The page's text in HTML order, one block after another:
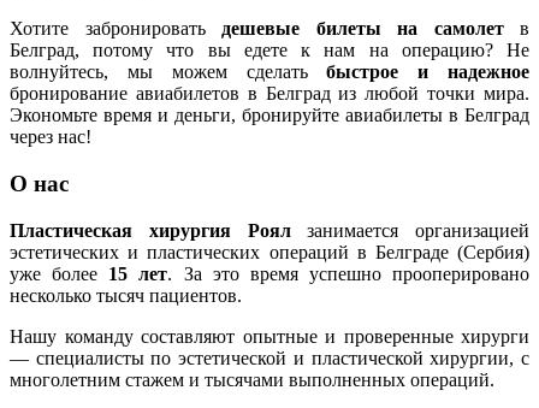
Хотите забронировать дешевые билеты на самолетв
Белград, потому что вы едете к нам на операцию? Не
волнуйтесь, мы можем сделатьбыстрое и надежное
бронирование авиабилетов в Белград из любой точки мира.
Экономьте время и деньги, бронируйте авиабилеты в Белград
через нас!
О нас
Пластическая хирургия Роялзанимается организацией
эстетических и пластических операций в Белграде (Сербия)
уже более 15 лет. За это время успешно прооперировано
несколько тысяч пациентов.
Нашу команду составляют опытные и проверенные хирурги
— специалисты по эстетической и пластической хирургии, с
многолетним стажем и тысячами выполненных операций.